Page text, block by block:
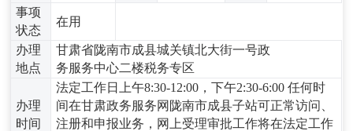
事项
状态
在用
办理
地点
甘肃省陇南市成县城关镇北大街一号政
务服务中心二楼税务专区
办理
时间
法定工作日上午8:30-12:00，下午2:30-6:00 任何时
间在甘肃政务服务网陇南市成县子站可正常访问、
注册和申报业务，网上受理审批工作将在法定工作